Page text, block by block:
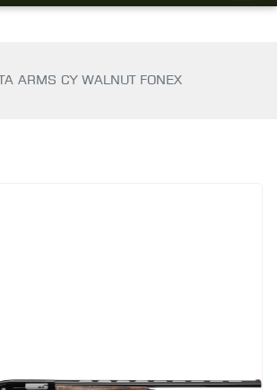
ARMS CY WALNUT FONEX